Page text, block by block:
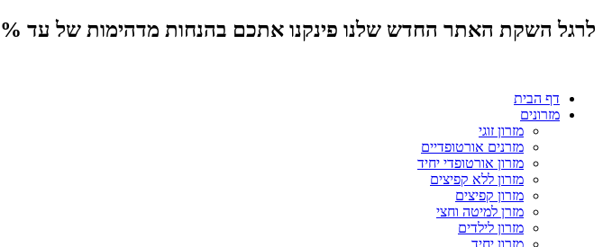
לרגל השקת האתר החדש שלנו פינקנו אתכם בהנחות מדהימות של עד 50% הנחה
דף הבית
מזרונים
מזרון זוגי
מזרנים אורטופדיים
מזרון אורטופדי יחיד
מזרון ללא קפיצים
מזרון קפיצים
מזרן למיטה וחצי
מזרון לילדים
מזרון יחיד